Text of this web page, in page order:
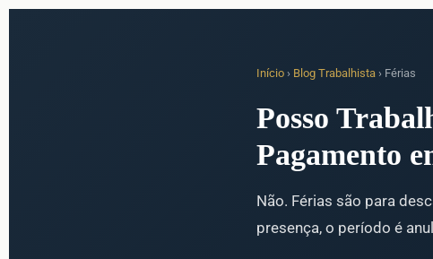
Início › Blog Trabalhista › Férias
Posso
Pagamento
Não. Férias são para
presença, o período é